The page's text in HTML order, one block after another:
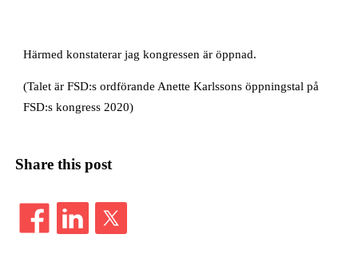
Härmed konstaterar jag kongressen är öppnad.
(Talet är FSD:s ordförande Anette Karlssons öppningstal på
FSD:s kongress 2020)
Share this post